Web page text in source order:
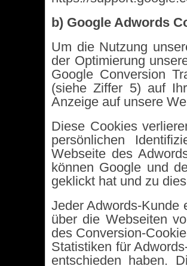
b) Google Adwords
Um die Nutzung
der Optimierung
Google Conversion
(siehe Ziffer 5) auf
Anzeige auf unsere
Diese Cookies
persönlichen
Webseite des
können Google und
geklickt hat und zu
Jeder Adwords-Kunde
über die Webseiten
des Conversion-
Statistiken für
entschieden haben.